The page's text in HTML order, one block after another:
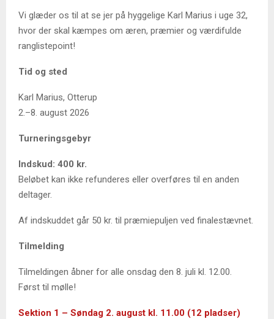
Vi glæder os til at se jer på hyggelige Karl Marius i uge 32,
hvor der skal kæmpes om æren, præmier og værdifulde
ranglistepoint!
Tid og sted
Karl Marius, Otterup
2.–8. august 2026
Turneringsgebyr
Indskud: 400 kr.
Beløbet kan ikke refunderes eller overføres til en anden
deltager.
Af indskuddet går 50 kr. til præmiepuljen ved finalestævnet.
Tilmelding
Tilmeldingen åbner for alle onsdag den 8. juli kl. 12.00.
Først til mølle!
Sektion 1 – Søndag 2. august kl. 11.00 (12 pladser)